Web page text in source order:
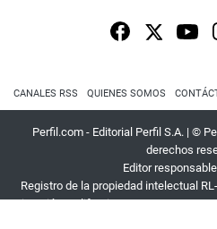
CANALES RSS QUIENES SOMOS
Perfil.com - Editorial Perfil S.A. | ©
derechos
Editor
Registro de la propiedad intelectual
Dirección:California 2715,C1289ABI,